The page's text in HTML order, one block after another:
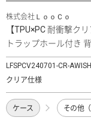
株式会社ＬｏｏＣｏ
【TPU×PC 耐衝撃ク
トラップホール付き
LFSPCV240701-CR-
クリア仕様
ケース その他